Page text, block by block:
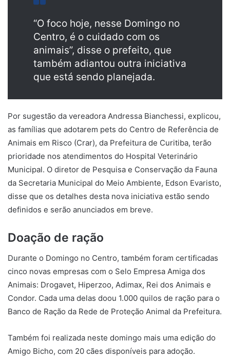
“O foco hoje, nesse Domingo no
Centro, é o cuidado com os
animais”, disse o prefeito, que
também adiantou outra iniciativa
que está sendo planejada.
Por sugestão da vereadora Andressa Bianchessi, explicou,
as famílias que adotarem pets do Centro de Referência de
Animais em Risco (Crar), da Prefeitura de Curitiba, terão
prioridade nos atendimentos do Hospital Veterinário
Municipal. O diretor de Pesquisa e Conservação da Fauna
da Secretaria Municipal do Meio Ambiente, Edson Evaristo,
disse que os detalhes desta nova iniciativa estão sendo
definidos e serão anunciados em breve.
Doação de ração
Durante o Domingo no Centro, também foram certificadas
cinco novas empresas com o Selo Empresa Amiga dos
Animais: Drogavet, Hiperzoo, Adimax, Rei dos Animais e
Condor. Cada uma delas doou 1.000 quilos de ração para o
Banco de Ração da Rede de Proteção Animal da Prefeitura.
Também foi realizada neste domingo mais uma edição do
Amigo Bicho, com 20 cães disponíveis para adoção.